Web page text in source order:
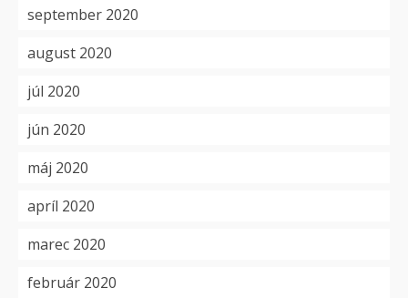
september 2020
august 2020
júl 2020
jún 2020
máj 2020
apríl 2020
marec 2020
február 2020